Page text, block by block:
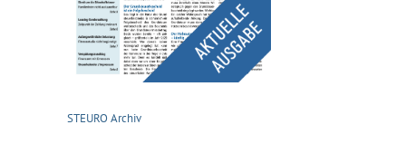
STEURO Archiv